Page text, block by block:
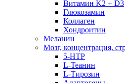
Витамин K2 + D3
Глюкозамин
Коллаген
Хондроитин
Меланин
Мозг, концентрация,
5-HTP
L-Теанин
L-Тирозин